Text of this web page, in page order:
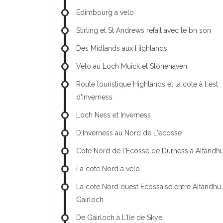
Edimbourg a velo
Stirling et St Andrews refait avec le bn son
Des Midlands aux Highlands
Velo au Loch Muick et Stonehaven
Route touristique Highlands et la cote à l est
d'Inverness
Loch Ness et Inverness
D'Inverness au Nord de L'ecosse
Cote Nord de l'Ecosse de Durness à
La cote Nord a velo
La cote Nord ouest Ecossaise entre Altandhu
Gairloch
De Gairloch à L'Ile de Skye